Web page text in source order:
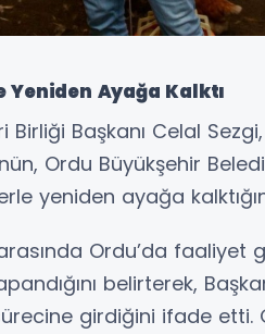
Yeniden Ayağa Kalktı
Başkanı Celal
Ordu Büyükşehir
yeniden ayağa
arasında Ordu’da
belirterek,
girdiğini ifade etti.